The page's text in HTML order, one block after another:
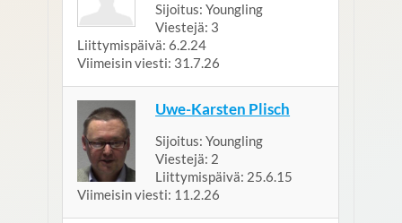
Sijoitus: Youngling
Viestejä: 3
Liittymispäivä: 6.2.24
Viimeisin viesti: 31.7.26
Uwe-Karsten Plisch
Sijoitus: Youngling
Viestejä: 2
Liittymispäivä: 25.6.15
Viimeisin viesti: 11.2.26